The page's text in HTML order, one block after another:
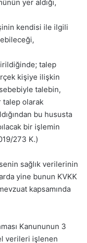
yer aldığı,
kendisi ile ilgili
talep
kişiye ilişkin
talebin,
talep olarak
bu hususta
bir işlemin
273 K.)
sağlık verilerinin
yine bunun KVKK
kapsamında
Kanununun 3
verileri işlenen